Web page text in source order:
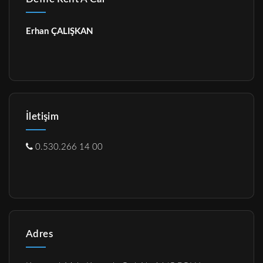
Erhan ÇALIŞKAN
İletişim
0.530.266 14 00
Adres